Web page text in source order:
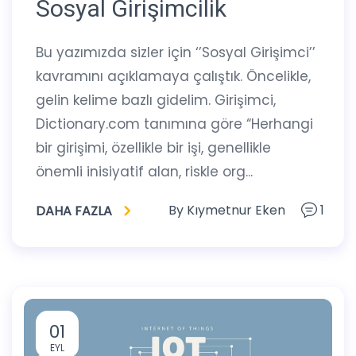
Sosyal Girişimcilik
Bu yazımızda sizler için ‘’Sosyal Girişimci’’
kavramını açıklamaya çalıştık. Öncelikle,
gelin kelime bazlı gidelim. Girişimci,
Dictionary.com tanımına göre “Herhangi
bir girişimi, özellikle bir işi, genellikle
önemli inisiyatif alan, riskle org...
DAHA FAZLA By Kıymetnur Eken 1
01
EYL